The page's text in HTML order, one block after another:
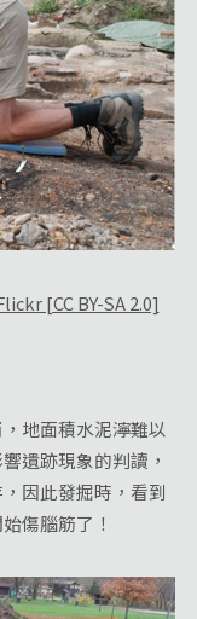
[CC BY-SA 2.0]
地面積水泥濘難以
遺跡現象的判讀，
因此發掘時，看到
傷腦筋了！